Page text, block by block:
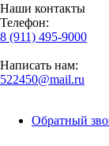
Наши контакты
Телефон:
8 (911) 495-9000
Написать нам:
522450@mail.ru
Обратный